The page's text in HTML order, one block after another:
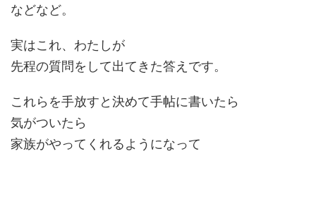
などなど。
実はこれ、わたしが
先程の質問をして出てきた答えです。
これらを手放すと決めて手帖に書いたら
気がついたら
家族がやってくれるようになって